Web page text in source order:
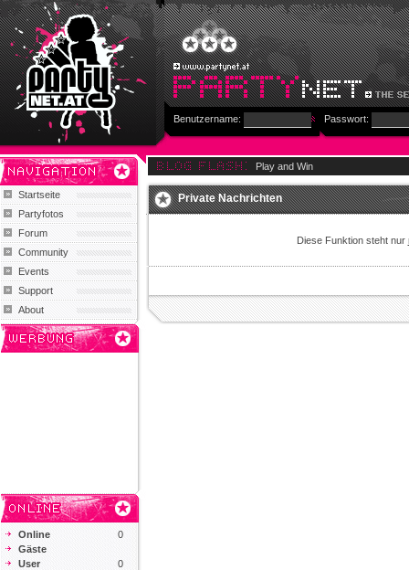
Benutzername: Passwort:
Startseite
Partyfotos
Forum
Community
Events
Support
About
Online
0
Gäste
User
0
Play and Win
Private Nachrichten
Diese Funktion steht nur